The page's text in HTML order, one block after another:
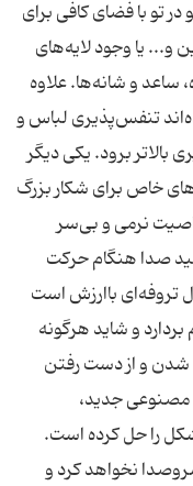
تو با فضای كافی برای
و... یا وجود لایه‌های
ساعد و شانه‌ها. علاوه
تنفس‌پذیری لباس و
بالاتر برود. یكی دیگر
خاص برای شكار بزرگ
نرمی و بی‌سر
صدا هنگام حركت
تروفه‌ای باارزش است
و شاید هرگونه
و از دست رفتن
مصنوعی جدید،
را حل كرده است.
نخواهد كرد و